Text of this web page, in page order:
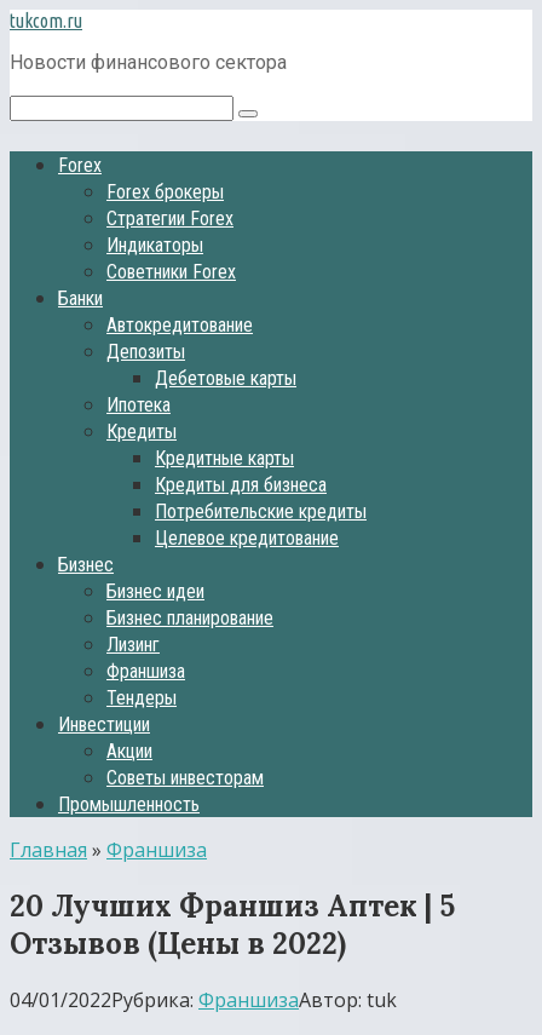
Перейти
к
контенту
tukcom.ru
Новости финансового сектора
Поиск:
Forex
Forex брокеры
Стратегии Forex
Индикаторы
Советники Forex
Банки
Автокредитование
Депозиты
Дебетовые карты
Ипотека
Кредиты
Кредитные карты
Кредиты для бизнеса
Потребительские кредиты
Целевое кредитование
Бизнес
Бизнес идеи
Бизнес планирование
Лизинг
Франшиза
Тендеры
Инвестиции
Акции
Советы инвесторам
Промышленность
Главная » Франшиза
20 Лучших Франшиз Аптек | 5
Отзывов (Цены в 2022)
04/01/2022Рубрика: ФраншизаАвтор: tuk